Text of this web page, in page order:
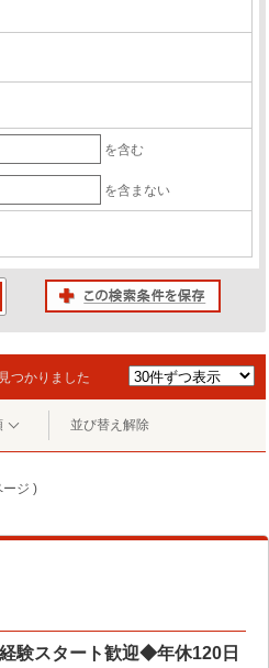
を含む
を含まない
つかりました
並び替え解除
ージ )
験スタート歓迎◆年休120日